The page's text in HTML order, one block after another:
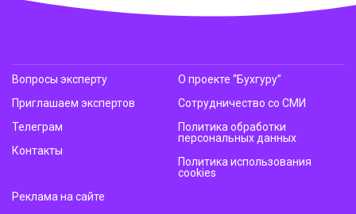
Вопросы эксперту
Приглашаем экспертов
Телеграм
Контакты
О проекте “Бухгуру”
Сотрудничество со СМИ
Политика обработки
персональных данных
Политика использования
cookies
Реклама на сайте